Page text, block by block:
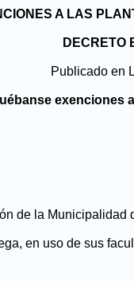
A LAS
DECRETO
Publicado en
exenciones
de la Municipalidad
en uso de sus